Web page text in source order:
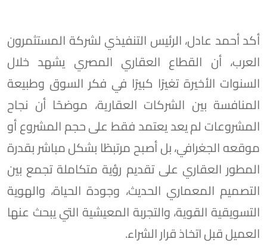
أكد أحمد عادل، الرئيس التنفيذي لشركة المستثمرون
العرب، أن القطاع العقاري المصري يشهد خلال
السنوات الأخيرة تغيرًا كبيرًا في فكر السوق وطبيعة
المنافسة بين الشركات العقارية، موضحًا أن نجاح
المشروعات لم يعد يعتمد فقط على حجم المشروع أو
موقعه الجغرافي، بل أصبح مرتبطًا بشكل مباشر بقدرة
المطور العقاري على تقديم رؤية متكاملة تجمع بين
التصميم المعماري الحديث، وجودة الحياة، والهوية
التسويقية القوية، والتجربة المعيشية التي يبحث عنها
العميل قبل اتخاذ قرار الشراء.